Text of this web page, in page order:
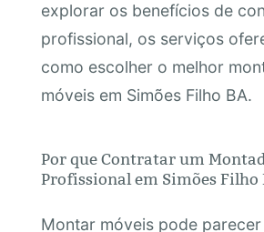
explorar os benefícios de
profissional, os serviços
como escolher o melhor
móveis em Simões Filho BA.
Por que Contratar um
Profissional em Simões Filho
Montar móveis pode